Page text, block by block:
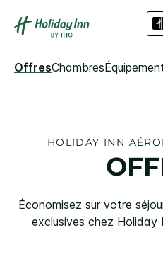
OffresChambres
HOLIDAY INN
Économisez sur votre
exclusives chez Holiday